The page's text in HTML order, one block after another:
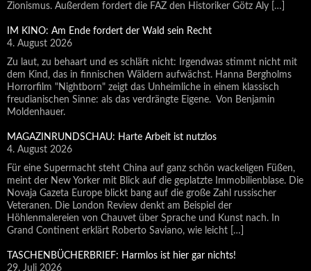
Zionismus. Außerdem fordert die FAZ den Historiker Götz Aly […]
IM KINO: Am Ende fordert der Wald sein Recht
4. August 2026
Zu laut, zu behaart und es schläft nicht: Irgendwas stimmt nicht mit
dem Kind, das in finnischen Wäldern aufwächst. Hanna Bergholms
Horrorfilm "Nightborn" zeigt das Unheimliche in einem klassisch
freudianischen Sinne: als das verdrängte Eigene. Von Benjamin
Moldenhauer.
MAGAZINRUNDSCHAU: Harte Arbeit ist nutzlos
4. August 2026
Für eine Supermacht steht China auf ganz schön wackeligen Füßen,
meint der New Yorker mit Blick auf die geplatzte Immobilienblase. Die
Novaja Gazeta Europe blickt bang auf die große Zahl russischer
Veteranen. Die London Review denkt am Beispiel der
Höhlenmalereien von Chauvet über Sprache und Kunst nach. In
Grand Continent erklärt Roberto Saviano, wie leicht […]
TASCHENBÜCHERBRIEF: Harmlos ist hier gar nichts!
29. Juli 2026